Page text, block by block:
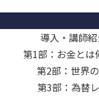
導入・講師
第1部：お金とは
第2部：世界
第3部：為替